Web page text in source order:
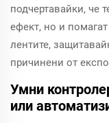
подчертавайки, че
ефект, но и
лентите,
причинени от
Умни
или